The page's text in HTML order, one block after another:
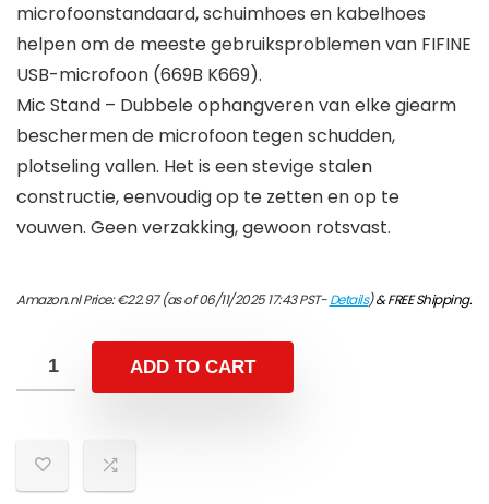
microfoonstandaard, schuimhoes en kabelhoes
helpen om de meeste gebruiksproblemen van FIFINE
USB-microfoon (669B K669).
Mic Stand – Dubbele ophangveren van elke giearm
beschermen de microfoon tegen schudden,
plotseling vallen. Het is een stevige stalen
constructie, eenvoudig op te zetten en op te
vouwen. Geen verzakking, gewoon rotsvast.
Amazon.nl Price:€22.97(as of 06/11/2025 17:43 PST-Details)&FREE Shipping.
ADD TO CART